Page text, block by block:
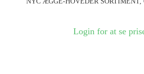
Login for at se